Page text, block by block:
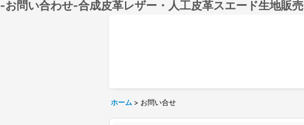
-お問い合わせ-合成皮革レザー・人工皮革スエード生地販売
ホーム > お問い合せ